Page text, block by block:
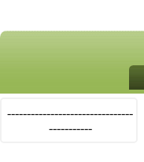
--------------------------------
-----------